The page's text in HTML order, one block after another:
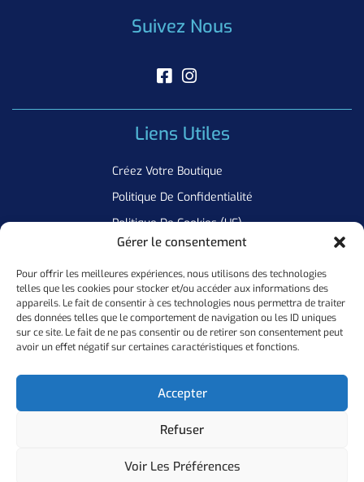
Gérer le consentement
Pour offrir les meilleures expériences, nous utilisons des technologies
telles que les cookies pour stocker et/ou accéder aux informations des
appareils. Le fait de consentir à ces technologies nous permettra de traiter
des données telles que le comportement de navigation ou les ID uniques
sur ce site. Le fait de ne pas consentir ou de retirer son consentement peut
avoir un effet négatif sur certaines caractéristiques et fonctions.
Accepter
Refuser
Voir Les Préférences
Suivez Nous
Liens Utiles
Créez Votre Boutique
Politique De Confidentialité
Politique De Cookies (UE)
Newsletter
Inscrivez Vous A Notre Newsletter Pour Ne Manquer Aucune De
Nos Offres
Ok
Personal Flocker • Website By Elixir Lab